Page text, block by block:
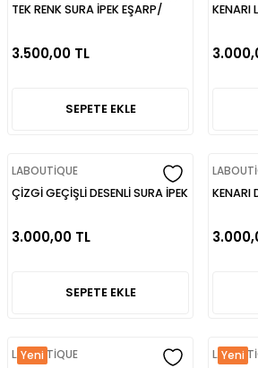
TEK RENK SURA İPEK EŞARP/
3.500,00 TL
SEPETE EKLE
KENARI
LABOUTİQUE
ÇİZGİ GEÇİŞLİ DESENLİ SURA İPEK
3.000,00 TL
SEPETE EKLE
KENARI
Yeni
LABOUTİQUE Yeni